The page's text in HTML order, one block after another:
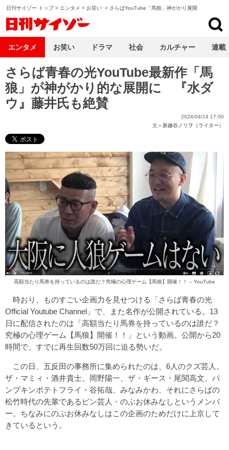
日刊サイゾー トップ> エンタメ > お笑い > さらばYouTube「馬狼」神がかり展開
さらば青春の光YouTube最新作「馬
狼」が神がかり的な展開に 『水ダ
ウ』藤井氏も絶賛
2024/04/14 17:00
文＝新越谷ノリヲ（ライター）
高額当たり馬券を持っているのは誰だ？究極の心理ゲーム【馬狼】開催！！ – YouTube
時おり、ものすごい企画力を見せつける「さらば青春の光
Official Youtube Channel」で、また名作が公開されている。13
日に配信されたのは「高額当たり馬券を持っているのは誰だ？
究極の心理ゲーム【馬狼】開催！！」という動画。公開から20
時間で、すでに再生回数50万回に迫る勢いだ。
この日、五反田の事務所に集められたのは、6人のクズ芸人。
ザ・マミィ・酒井貴士、岡野陽一、ザ・ギース・尾関高文、パ
ンプキンポテトフライ・谷拓哉、みなみかわ、それにさらばの
松竹時代の先輩であるピン芸人・のぶお休みなしというメンバ
ー。ちなみにのぶお休みなしはこの企画のためだけに上京して
きているという。
エンタメ お笑い ドラマ 社会 カルチャー 連載